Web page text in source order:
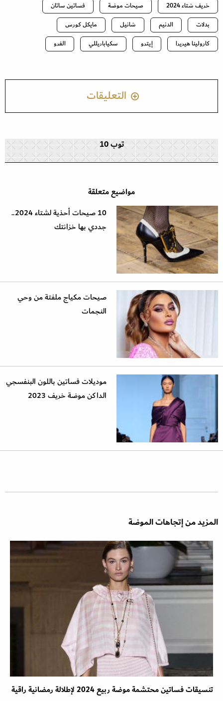
خريف شتاء 2024
صيحات موضة
فساتين ساتان
بدلات
الدنيم شانيل
مايكل كورس
كارولينا هيريرا
إيترو سكياباريللي الفرو
التعليقات
توب 10
مواضيع متعلقة
10 صيحات أحذية لشتاء 2024..
جددي بها خزانتك
صيحات مكياج ملفتة من وحي
النجمات
موديلات فساتين باللون البنفسجي
الداكن موضة خريف 2023
المزيد من إتجاهات الموضة
تنسيقات فساتين محتشمة موضة ربيع 2024 لإطلالة رمضانية راقية